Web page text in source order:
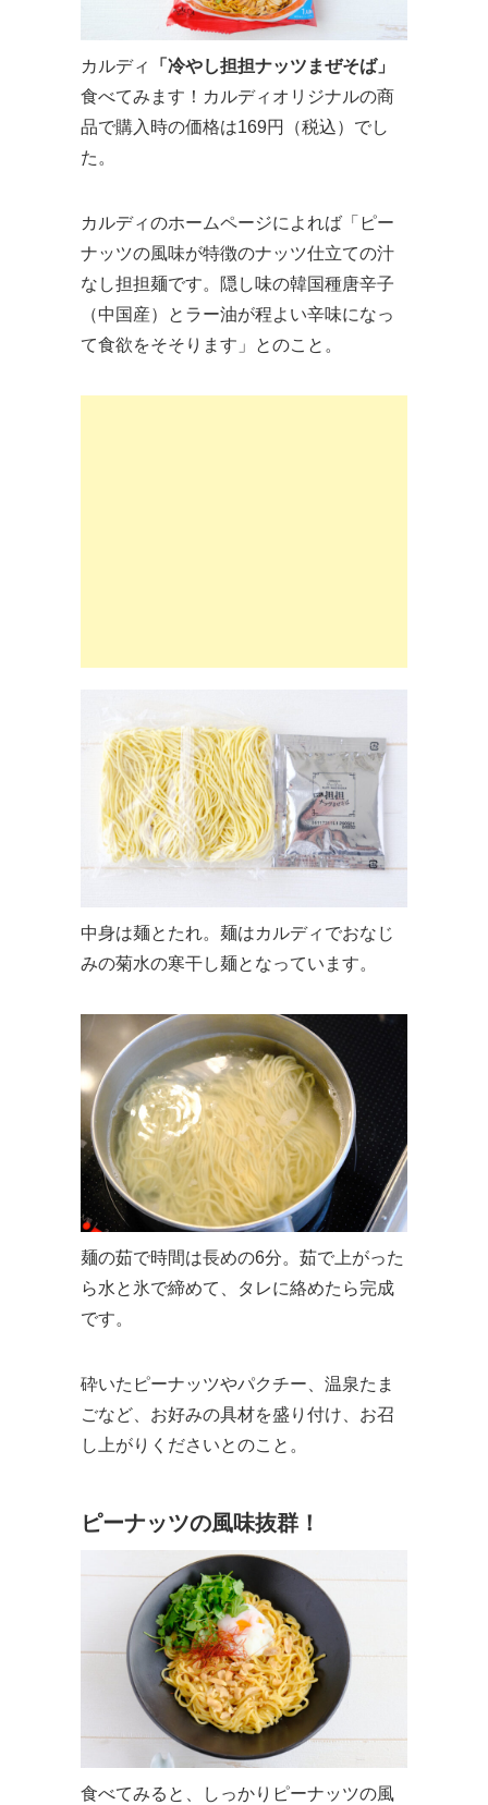
カルディ
「冷やし担担ナッツまぜそば」
食べてみます！カルディオリジナルの商
品で購入時の価格は169円（税込）でし
た。
カルディのホームページによれば「ピー
ナッツの風味が特徴のナッツ仕立ての汁
なし担担麺です。隠し味の韓国種唐辛子
（中国産）とラー油が程よい辛味になっ
て食欲をそそります」とのこと。
中身は麺とたれ。麺はカルディでおなじ
みの菊水の寒干し麺となっています。
麺の茹で時間は長めの6分。茹で上がった
ら水と氷で締めて、タレに絡めたら完成
です。
砕いたピーナッツやパクチー、温泉たま
ごなど、お好みの具材を盛り付け、お召
し上がりくださいとのこと。
ピーナッツの風味抜群！
食べてみると、しっかりピーナッツの風